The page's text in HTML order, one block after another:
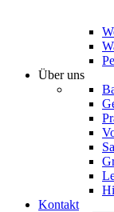
Über uns
Kontakt